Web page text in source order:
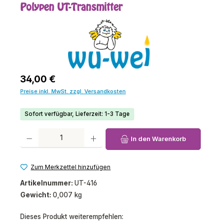
Polypen UT-Transmitter
Regulärer Preis:
34,00 €
Preise inkl. MwSt. zzgl. Versandkosten
Sofort verfügbar, Lieferzeit: 1-3 Tage
Produkt Anzahl: Gib den gewünschten Wert ein oder benutze die
In den Warenkorb
Zum Merkzettel hinzufügen
Artikelnummer: UT-416
Gewicht: 0,007 kg
Dieses Produkt weiterempfehlen: